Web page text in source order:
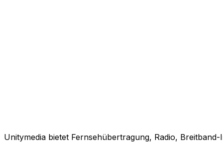
Unitymedia bietet Fernsehübertragung, Radio,